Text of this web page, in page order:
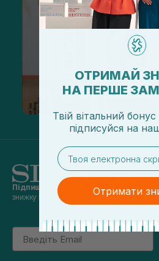
Підпишись на наші новинита отримуй
знижку 5% на перше замовлення
Email
ОТРИМАЙ
НА ПЕРШЕ
Твій вітальний
підписуйся на
email
Отримати